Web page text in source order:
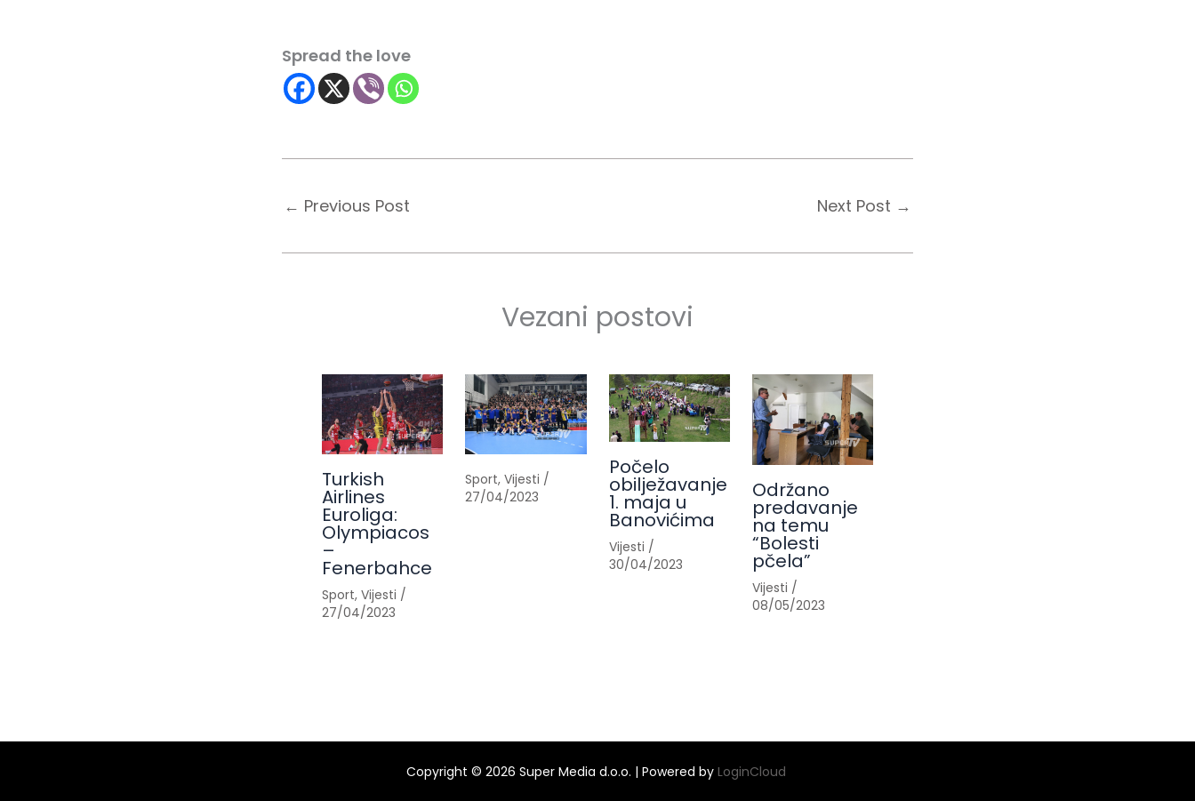
Spread the love
← Previous Post Next Post →
Vezani postovi
Turkish
Airlines
Euroliga:
Olympiacos
–
Fenerbahce
Sport, Vijesti /
27/04/2023
Sport,Vijesti /
27/04/2023
Počelo
obilježavanje
1. maja u
Banovićima
Vijesti /
30/04/2023
Održano
predavanje
na temu
“Bolesti
pčela”
Vijesti /
08/05/2023
Copyright © 2026 Super Media d.o.o. | Powered by LoginCloud